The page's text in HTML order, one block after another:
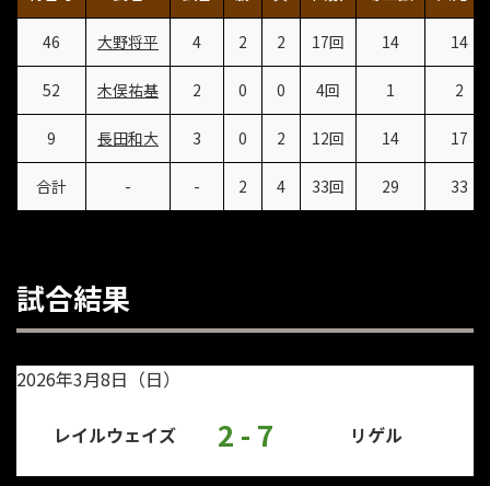
46 大野将平 4 2 2 17回 14 14
52 木俣祐基 2 0 0 4回 1 2
9 長田和大 3 0 2 12回 14 17
合計 - - 2 4 33回 29 33
試合結果
2026年3月8日（日）
レイルウェイズ 2 - 7 リゲル